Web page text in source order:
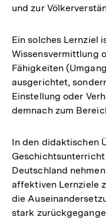
und zur
Ein solches Lernziel
Wissensvermittlung
Fähigkeiten
ausgerichtet,
Einstellung oder
demnach zum
In den didaktischen
Deutschland
affektiven Lernziele
die
stark